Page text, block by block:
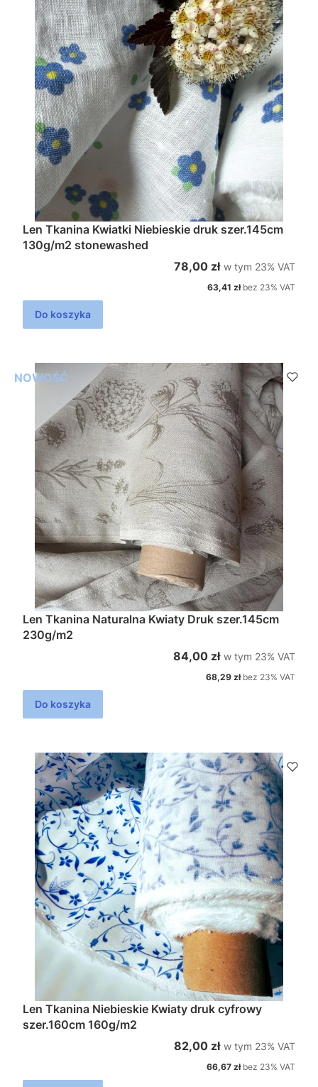
Len Tkanina Kwiatki Niebieskie druk szer.145cm
130g/m2 stonewashed
Cena brutto
78,00 zł w tym %s VAT
w tym 23% VAT
Cena netto
63,41 zł bez 23% VAT
Do koszyka
NOWOŚĆ
Len Tkanina Naturalna Kwiaty Druk szer.145cm
230g/m2
Cena brutto
84,00 zł w tym %s VAT
w tym 23% VAT
Cena netto
68,29 zł bez 23% VAT
Do koszyka
Len Tkanina Niebieskie Kwiaty druk cyfrowy
szer.160cm 160g/m2
Cena brutto
82,00 zł w tym %s VAT
w tym 23% VAT
Cena netto
66,67 zł bez 23% VAT